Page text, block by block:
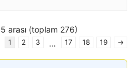
arası (toplam 276)
1 2 3 … 17 18 19 →